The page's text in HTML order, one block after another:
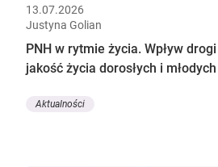
13.07.2026
Justyna Golian
PNH w rytmie życia. Wpływ
jakość życia dorosłych i
Aktualności